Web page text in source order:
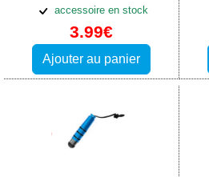
Ultra
accessoire en stock
3.99€
Ajouter au panier